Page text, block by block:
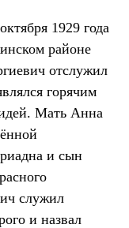
1929 года
районе
отслужил
горячим
Мать Анна
и сын
служил
и назвал